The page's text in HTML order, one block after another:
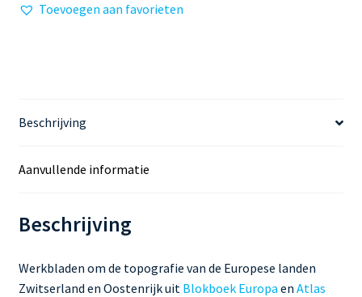
Werkbladen
aantal
Toevoegen aan favorieten
Beschrijving
Aanvullende informatie
Beschrijving
Werkbladen om de topografie van de Europese landen
Zwitserland en Oostenrijk uit Blokboek Europa en Atlas